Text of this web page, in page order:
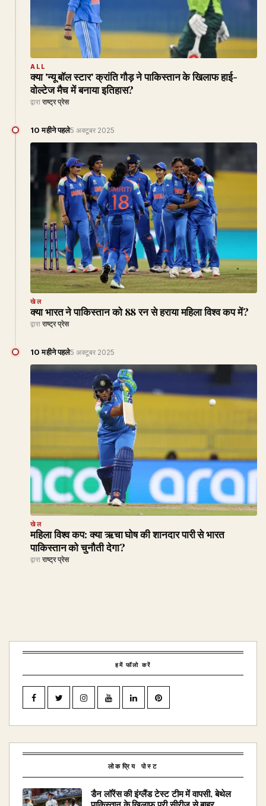
ALL
क्या 'न्यू बॉल स्टार' क्रांति गौड़ ने पाकिस्तान के खिलाफ हाई-
वोल्टेज मैच में बनाया इतिहास?
द्वारा राष्ट्र प्रेस
10 महीने पहले5 अक्टूबर 2025
खेल
क्या भारत ने पाकिस्तान को 88 रन से हराया महिला विश्व कप में?
द्वारा राष्ट्र प्रेस
10 महीने पहले5 अक्टूबर 2025
खेल
महिला विश्व कप: क्या ऋचा घोष की शानदार पारी से भारत
पाकिस्तान को चुनौती देगा?
द्वारा राष्ट्र प्रेस
हमें फॉलो करें
लोकप्रिय पोस्ट
डैन लॉरेंस की इंग्लैंड टेस्ट टीम में वापसी, बेथेल